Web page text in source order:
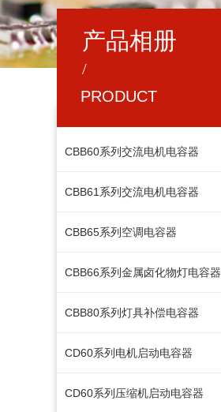
产品相册
/
PRODUCT
CBB60系列交流电机电容器
CBB61系列交流电机电容器
CBB65系列空调电容器
CBB66系列金属卤化物灯电容器
CBB80系列灯具补偿电容器
CD60系列电机启动电容器
CD60系列压缩机启动电容器